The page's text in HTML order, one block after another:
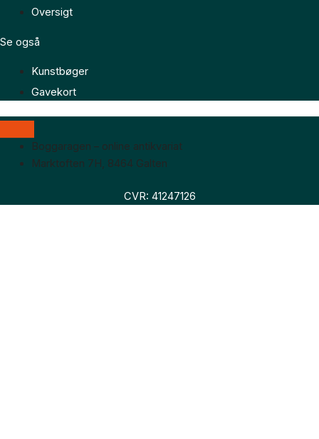
Oversigt
Se også
Kunstbøger
Gavekort
Boggaragen – online antikvariat
Marktoften 7H, 8464 Galten
CVR: 41247126